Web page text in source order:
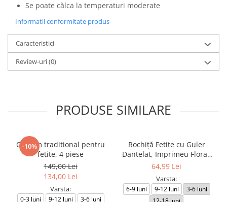
Se poate călca la temperaturi moderate
Informatii conformitate produs
Caracteristici
Review-uri(0)
PRODUSE SIMILARE
-10%
Costum traditional pentru
fetite, 4 piese
149,00 Lei
134,00 Lei
Varsta:
0-3 luni 9-12 luni 3-6 luni
Rochiță Fetițe cu Guler
Dantelat, Imprimeu Floral,
Design Elegant
64,99 Lei
Varsta:
6-9 luni 9-12 luni
3-6 luni